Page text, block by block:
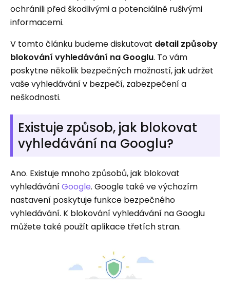
ochránili před škodlivými a potenciálně rušivými
informacemi.
V tomto článku budeme diskutovat detail způsoby
blokování vyhledávání na Googlu. To vám
poskytne několik bezpečných možností, jak udržet
vaše vyhledávání v bezpečí, zabezpečení a
neškodnosti.
Existuje způsob, jak blokovat
vyhledávání na Googlu?
Ano. Existuje mnoho způsobů, jak blokovat
vyhledáváníGoogle. Google také ve výchozím
nastavení poskytuje funkce bezpečného
vyhledávání. K blokování vyhledávání na Googlu
můžete také použít aplikace třetích stran.